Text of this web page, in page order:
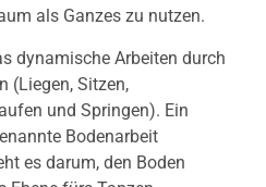
als Ganzes zu nutzen.
dynamische Arbeiten durch
(Liegen, Sitzen,
und Springen). Ein
Bodenarbeit
es darum, den Boden